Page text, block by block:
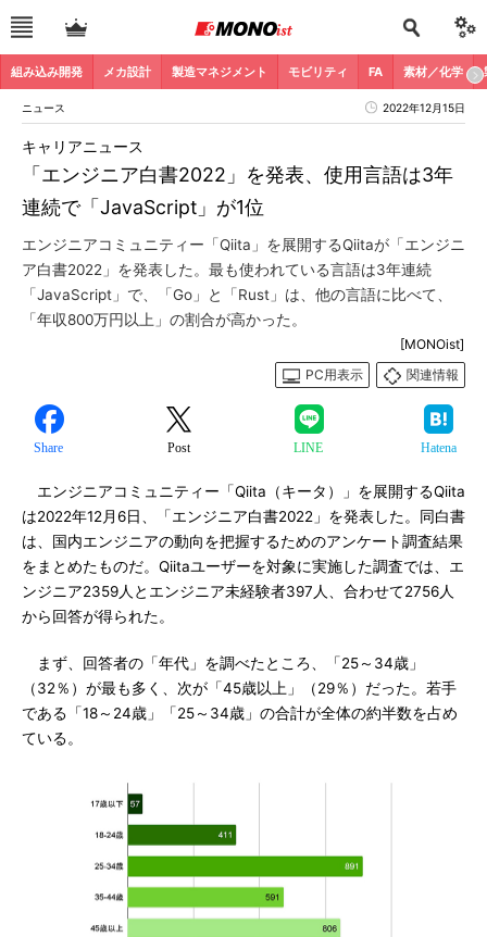
組み込み開発 メカ設計 製造マネジメント モビリティ FA 素材／化学
ニュース 2022年12月15日
「エンジニア白書2022」を発表、使用言語は3年
連続で「JavaScript」が1位
キャリアニュース
エンジニアコミュニティー「Qiita」を展開するQiitaが「エンジニ
ア白書2022」を発表した。最も使われている言語は3年連続
「JavaScript」で、「Go」と「Rust」は、他の言語に比べて、
「年収800万円以上」の割合が高かった。
[MONOist]
PC用表示
関連情報
Share Post LINE Hatena
エンジニアコミュニティー「Qiita（キータ）」を展開するQiita
は2022年12月6日、「エンジニア白書2022」を発表した。同白書
は、国内エンジニアの動向を把握するためのアンケート調査結果
をまとめたものだ。Qiitaユーザーを対象に実施した調査では、エ
ンジニア2359人とエンジニア未経験者397人、合わせて2756人
から回答が得られた。
まず、回答者の「年代」を調べたところ、「25～34歳」
（32％）が最も多く、次が「45歳以上」（29％）だった。若手
である「18～24歳」「25～34歳」の合計が全体の約半数を占め
ている。